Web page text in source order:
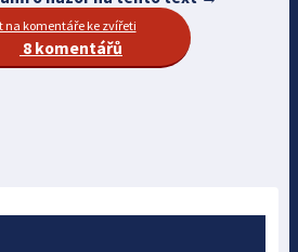
na komentáře ke zvířeti
8 komentářů